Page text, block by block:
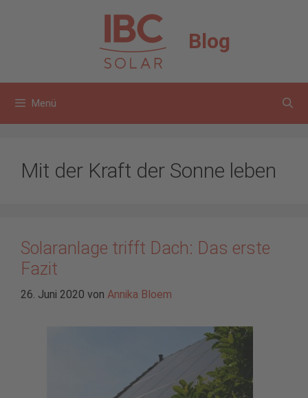
Blog
Menü
Mit der Kraft der Sonne leben
Solaranlage trifft Dach: Das erste
Fazit
26. Juni 2020 von Annika Bloem